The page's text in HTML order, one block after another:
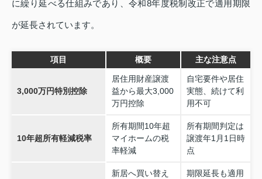
に繰り延べる仕組みであり、令和8年度税制改正で適用期限
が延長されています。
項目 概要 主な注意点
3,000万円特別控除
居住用財産譲渡
益から最大3,000
万円控除
自宅要件や居住
実態、続けて利
用不可
10年超所有軽減税率
所有期間10年超
マイホームの税
率軽減
所有期間判定は
譲渡年1月1日時
点
新居へ買い替え 期限延長も適用